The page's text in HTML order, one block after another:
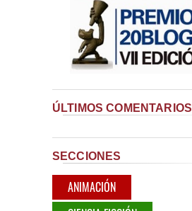
ÚLTIMOS COMENTARIOS
SECCIONES
ANIMACIÓN